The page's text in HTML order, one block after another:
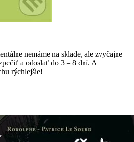
nemáme na sklade, ale zvyčajne
a odoslať do 3 – 8 dní. A
rýchlejšie!